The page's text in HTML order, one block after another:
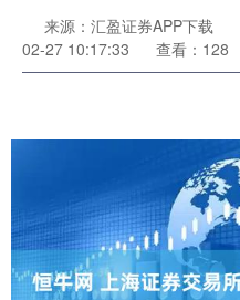
来源：汇盈证券APP下载
02-27 10:17:33
查看：128